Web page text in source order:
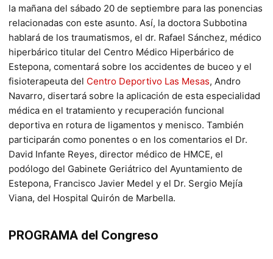
la mañana del sábado 20 de septiembre para las ponencias
relacionadas con este asunto. Así, la doctora Subbotina
hablará de los traumatismos, el dr. Rafael Sánchez, médico
hiperbárico titular del Centro Médico Hiperbárico de
Estepona, comentará sobre los accidentes de buceo y el
fisioterapeuta del Centro Deportivo Las Mesas, Andro
Navarro, disertará sobre la aplicación de esta especialidad
médica en el tratamiento y recuperación funcional
deportiva en rotura de ligamentos y menisco. También
participarán como ponentes o en los comentarios el Dr.
David Infante Reyes, director médico de HMCE, el
podólogo del Gabinete Geriátrico del Ayuntamiento de
Estepona, Francisco Javier Medel y el Dr. Sergio Mejía
Viana, del Hospital Quirón de Marbella.
PROGRAMA del Congreso